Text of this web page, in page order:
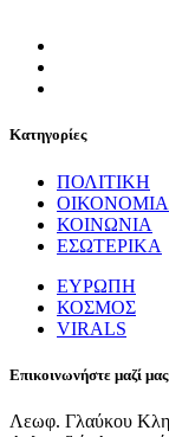
Κατηγορίες
ΠΟΛΙΤΙΚΗ
ΟΙΚΟΝΟΜΙΑ
ΚΟΙΝΩΝΙΑ
ΕΣΩΤΕΡΙΚΑ
ΕΥΡΩΠΗ
ΚΟΣΜΟΣ
VIRALS
Επικοινωνήστε μαζί μας
Λεωφ. Γλαύκου